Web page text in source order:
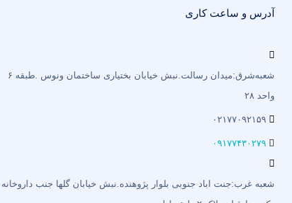
آدرس و ساعت کاری
شعبه‌شرق:میدان رسالت.نبش خیابان بختیاری‌ ساختمان ونوس .طبقه ۶
واحد ۲۸
۰۲۱۷۷۰۹۲۱۵۹
۰۹۱۷۷۴۳۰۲۷۹
شعبه غرب:جنت اباد جنوبی بلوار پژوهنده.نبش خیابان گلها جنب داروخانه